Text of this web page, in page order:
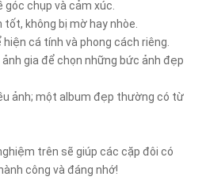
góc chụp và cảm xúc.
không bị mờ hay nhòe.
cá tính và phong cách riêng.
gia để chọn những bức ảnh đẹp
ảnh; một album đẹp thường có từ
trên sẽ giúp các cặp đôi có
công và đáng nhớ!